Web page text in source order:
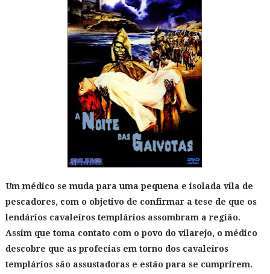
Um médico se muda para uma pequena e isolada vila de
pescadores, com o objetivo de confirmar a tese de que os
lendários cavaleiros templários assombram a região.
Assim que toma contato com o povo do vilarejo, o médico
descobre que as profecias em torno dos cavaleiros
templários são assustadoras e estão para se cumprirem.